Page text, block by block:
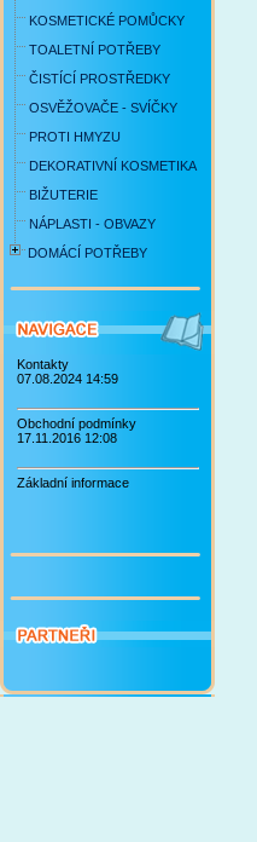
KOSMETICKÉ POMŮCKY
TOALETNÍ POTŘEBY
ČISTÍCÍ PROSTŘEDKY
OSVĚŽOVAČE - SVÍČKY
PROTI HMYZU
DEKORATIVNÍ KOSMETIKA
BIŽUTERIE
NÁPLASTI - OBVAZY
DOMÁCÍ POTŘEBY
Kontakty
07.08.2024 14:59
Obchodní podmínky
17.11.2016 12:08
Základní informace